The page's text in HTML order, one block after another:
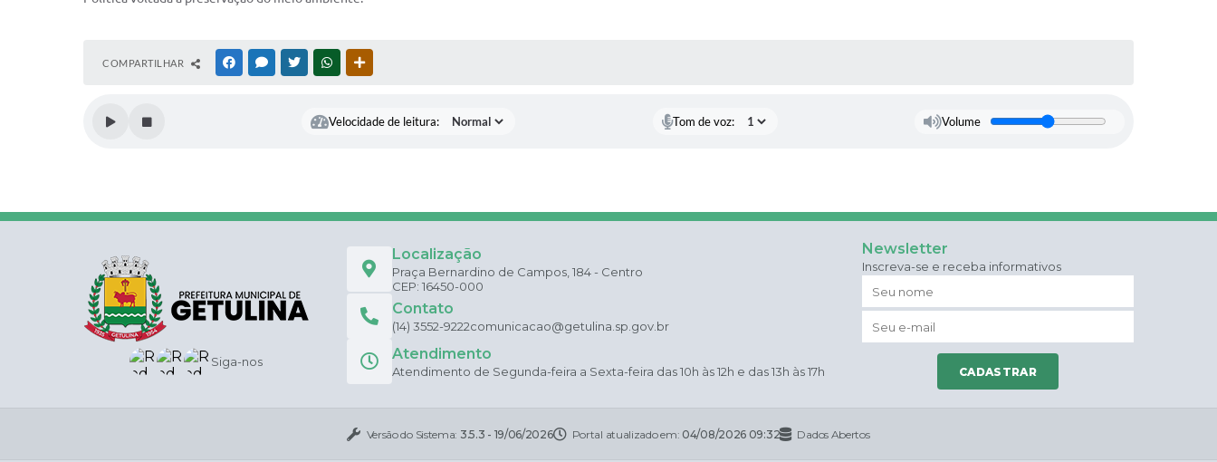
COMPARTILHAR FACEBOOKMESSENGER
TWITTERWHATSAPP
Velocidade de leitura: Tom de voz: Volume
Siga-nos
Localização
Praça Bernardino de Campos, 184 - Centro
CEP: 16450-000
Contato
(14) 3552-9222comunicacao@getulina.sp.gov.br
Atendimento
Atendimento de Segunda-feira a Sexta-feira das 10h às 12h e das 13h às 17h
Newsletter
Inscreva-se e receba informativos
CADASTRAR
Versão do Sistema: 3.5.3 - 19/06/2026 Portal atualizado em: 04/08/2026 09:32 Dados Abertos